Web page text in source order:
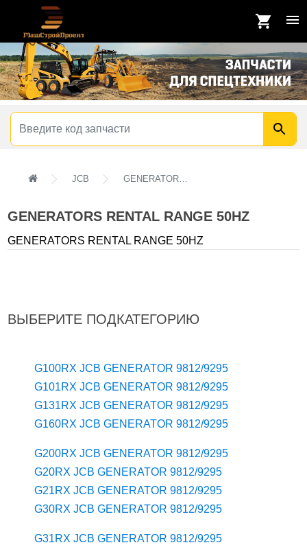
JCB GENERATORS RENTAL RANGE 50HZ
GENERATORS RENTAL RANGE 50HZ
GENERATORS RENTAL RANGE 50HZ
ВЫБЕРИТЕ ПОДКАТЕГОРИЮ
G100RX JCB GENERATOR 9812/9295
G101RX JCB GENERATOR 9812/9295
G131RX JCB GENERATOR 9812/9295
G160RX JCB GENERATOR 9812/9295
G200RX JCB GENERATOR 9812/9295
G20RX JCB GENERATOR 9812/9295
G21RX JCB GENERATOR 9812/9295
G30RX JCB GENERATOR 9812/9295
G31RX JCB GENERATOR 9812/9295